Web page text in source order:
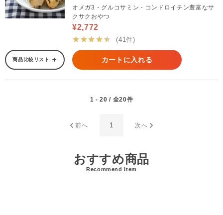
オメガ3・グルコサミン・コンドロイチン豊富なサ
クサクおやつ
¥2,772
★★★★★
(41件)
商品比較リスト カートに入れる
1 - 20 / 全20件
前へ 1 次へ
おすすめ商品
Recommend Item